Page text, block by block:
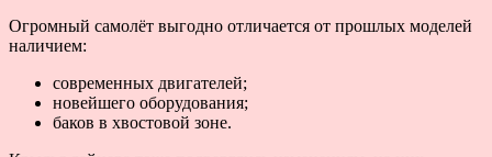
Огромный самолёт выгодно отличается от прошлых моделей
наличием:
современных двигателей;
новейшего оборудования;
баков в хвостовой зоне.